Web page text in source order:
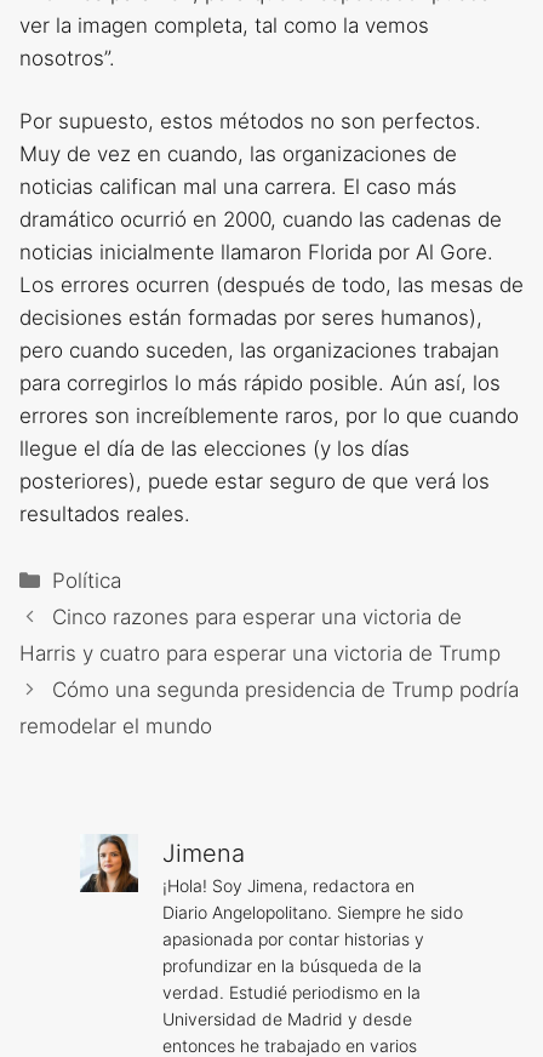
ver la imagen completa, tal como la vemos
nosotros”.
Por supuesto, estos métodos no son perfectos.
Muy de vez en cuando, las organizaciones de
noticias califican mal una carrera. El caso más
dramático ocurrió en 2000, cuando las cadenas de
noticias inicialmente llamaron Florida por Al Gore.
Los errores ocurren (después de todo, las mesas de
decisiones están formadas por seres humanos),
pero cuando suceden, las organizaciones trabajan
para corregirlos lo más rápido posible. Aún así, los
errores son increíblemente raros, por lo que cuando
llegue el día de las elecciones (y los días
posteriores), puede estar seguro de que verá los
resultados reales.
Categorías
Política
Cinco razones para esperar una victoria de
Harris y cuatro para esperar una victoria de Trump
Cómo una segunda presidencia de Trump podría
remodelar el mundo
Jimena
¡Hola! Soy Jimena, redactora en
Diario Angelopolitano. Siempre he sido
apasionada por contar historias y
profundizar en la búsqueda de la
verdad. Estudié periodismo en la
Universidad de Madrid y desde
entonces he trabajado en varios